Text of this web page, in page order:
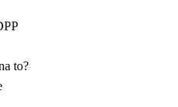
to?